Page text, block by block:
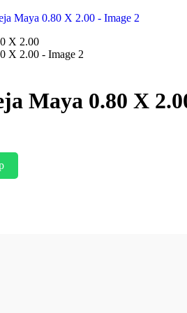
Maya 0.80 X